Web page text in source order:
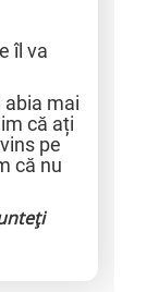
îl va
mai
că ați
pe
că nu